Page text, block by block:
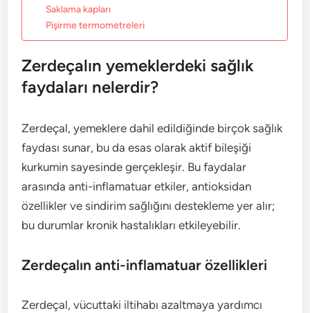
Saklama kapları
Pişirme termometreleri
Zerdeçalın yemeklerdeki sağlık
faydaları nelerdir?
Zerdeçal, yemeklere dahil edildiğinde birçok sağlık
faydası sunar, bu da esas olarak aktif bileşiği
kurkumin sayesinde gerçekleşir. Bu faydalar
arasında anti-inflamatuar etkiler, antioksidan
özellikler ve sindirim sağlığını destekleme yer alır;
bu durumlar kronik hastalıkları etkileyebilir.
Zerdeçalın anti-inflamatuar özellikleri
Zerdeçal, vücuttaki iltihabı azaltmaya yardımcı